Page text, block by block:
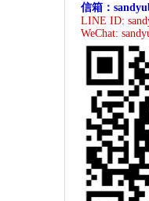
信箱：
LINE ID:
WeChat: